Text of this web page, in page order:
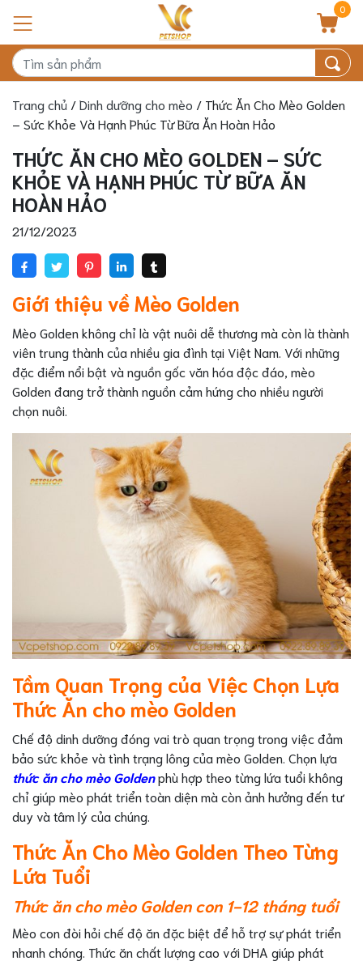
0
Trang chủ /Dinh dưỡng cho mèo / Thức Ăn Cho Mèo Golden
– Sức Khỏe Và Hạnh Phúc Từ Bữa Ăn Hoàn Hảo
THỨC ĂN CHO MÈO GOLDEN – SỨC
KHỎE VÀ HẠNH PHÚC TỪ BỮA ĂN
HOÀN HẢO
21/12/2023
Giới thiệu về Mèo Golden
Mèo Golden không chỉ là vật nuôi dễ thương mà còn là thành
viên trung thành của nhiều gia đình tại Việt Nam. Với những
đặc điểm nổi bật và nguồn gốc văn hóa độc đáo, mèo
Golden đang trở thành nguồn cảm hứng cho nhiều người
chọn nuôi.
Tầm Quan Trọng của Việc Chọn Lựa
Thức Ăn cho mèo Golden
Chế độ dinh dưỡng đóng vai trò quan trọng trong việc đảm
bảo sức khỏe và tình trạng lông của mèo Golden. Chọn lựa
thức ăn cho mèo Goldenphù hợp theo từng lứa tuổi không
chỉ giúp mèo phát triển toàn diện mà còn ảnh hưởng đến tư
duy và tâm lý của chúng.
Thức Ăn Cho Mèo Golden Theo Từng
Lứa Tuổi
Thức ăn cho mèo Golden con 1-12 tháng tuổi
Mèo con đòi hỏi chế độ ăn đặc biệt để hỗ trợ sự phát triển
nhanh chóng. Thức ăn chất lượng cao với DHA giúp phát